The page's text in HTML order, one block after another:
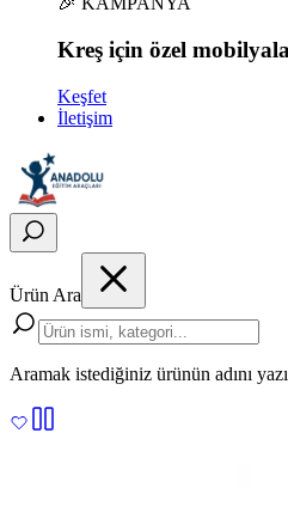
Kreş için özel
Keşfet
İletişim
Ürün Ara
Aramak istediğiniz ürünün adını